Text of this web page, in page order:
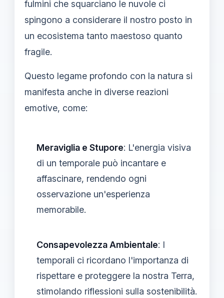
fulmini che squarciano le nuvole ci
spingono a considerare il nostro posto in
un ecosistema tanto maestoso quanto
fragile.
Questo legame profondo con la natura si
manifesta anche in diverse reazioni
emotive, come:
Meraviglia e Stupore: L'energia visiva
di un temporale può incantare e
affascinare, rendendo ogni
osservazione un'esperienza
memorabile.
Consapevolezza Ambientale: I
temporali ci ricordano l'importanza di
rispettare e proteggere la nostra Terra,
stimolando riflessioni sulla sostenibilità.